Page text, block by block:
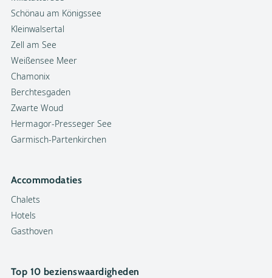
Schönau am Königssee
Kleinwalsertal
Zell am See
Weißensee Meer
Chamonix
Berchtesgaden
Zwarte Woud
Hermagor-Presseger See
Garmisch-Partenkirchen
Accommodaties
Chalets
Hotels
Gasthoven
Top 10 bezienswaardigheden